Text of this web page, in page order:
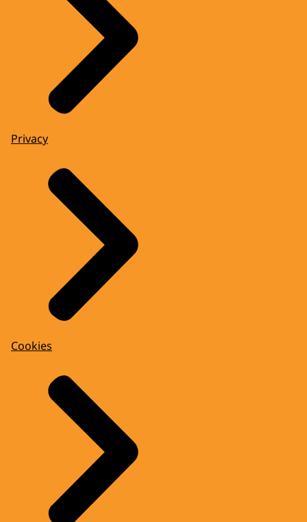
Privacy
Cookies